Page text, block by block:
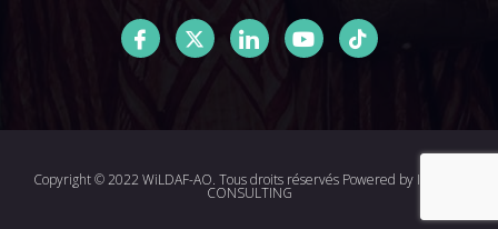
Copyright © 2022 WiLDAF-AO. Tous droits réservés Powered by I-MEDIA
CONSULTING